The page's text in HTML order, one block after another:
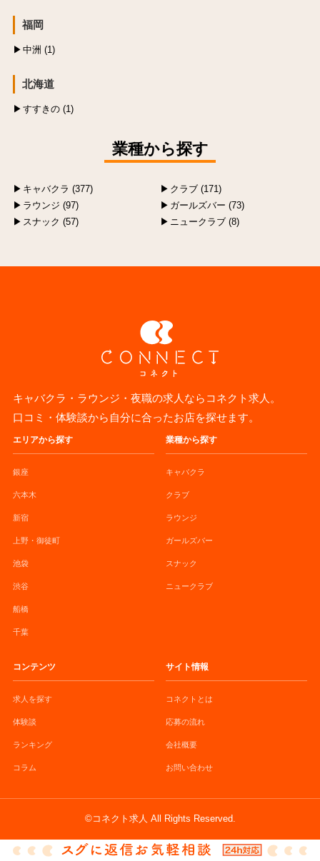
福岡
中洲 (1)
北海道
すすきの (1)
業種から探す
キャバクラ (377)
クラブ (171)
ラウンジ (97)
ガールズバー (73)
スナック (57)
ニュークラブ (8)
キャバクラ・ラウンジ・夜職の求人ならコネクト求人。
口コミ・体験談から自分に合ったお店を探せます。
エリアから探す
銀座
六本木
新宿
上野・御徒町
池袋
渋谷
船橋
千葉
業種から探す
キャバクラ
クラブ
ラウンジ
ガールズバー
スナック
ニュークラブ
コンテンツ
求人を探す
体験談
ランキング
コラム
サイト情報
コネクトとは
応募の流れ
会社概要
お問い合わせ
©コネクト求人 All Rights Reserved.